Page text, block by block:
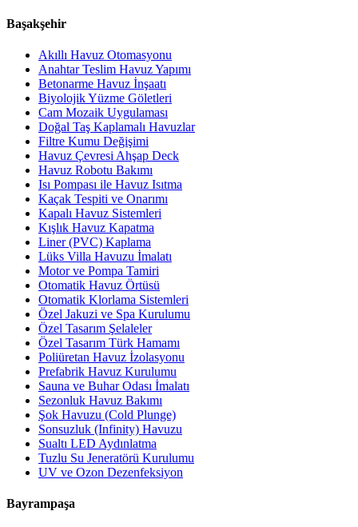
Başakşehir
Akıllı Havuz Otomasyonu
Anahtar Teslim Havuz Yapımı
Betonarme Havuz İnşaatı
Biyolojik Yüzme Göletleri
Cam Mozaik Uygulaması
Doğal Taş Kaplamalı Havuzlar
Filtre Kumu Değişimi
Havuz Çevresi Ahşap Deck
Havuz Robotu Bakımı
Isı Pompası ile Havuz Isıtma
Kaçak Tespiti ve Onarımı
Kapalı Havuz Sistemleri
Kışlık Havuz Kapatma
Liner (PVC) Kaplama
Lüks Villa Havuzu İmalatı
Motor ve Pompa Tamiri
Otomatik Havuz Örtüsü
Otomatik Klorlama Sistemleri
Özel Jakuzi ve Spa Kurulumu
Özel Tasarım Şelaleler
Özel Tasarım Türk Hamamı
Poliüretan Havuz İzolasyonu
Prefabrik Havuz Kurulumu
Sauna ve Buhar Odası İmalatı
Sezonluk Havuz Bakımı
Şok Havuzu (Cold Plunge)
Sonsuzluk (Infinity) Havuzu
Sualtı LED Aydınlatma
Tuzlu Su Jeneratörü Kurulumu
UV ve Ozon Dezenfeksiyon
Bayrampaşa